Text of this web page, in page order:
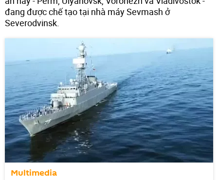
đang được chế tạo tại nhà máy Sevmash ở
Severodvinsk.
Multimedia